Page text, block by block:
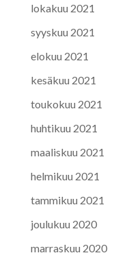
lokakuu 2021
syyskuu 2021
elokuu 2021
kesäkuu 2021
toukokuu 2021
huhtikuu 2021
maaliskuu 2021
helmikuu 2021
tammikuu 2021
joulukuu 2020
marraskuu 2020